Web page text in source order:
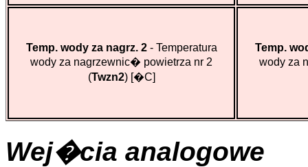
Temp. wody za nagrz. 2- Temperatura
wody za nagrzewnic� powietrza nr 2
(Twzn2)[�C]
Temp.
wody za
Wej�cia analogowe